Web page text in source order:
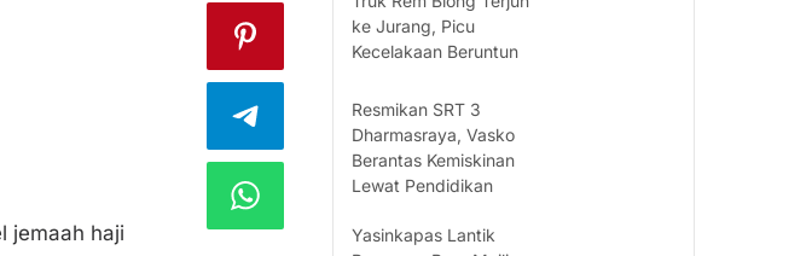
jemaah haji
ke Jurang, Picu
Kecelakaan Beruntun
Resmikan SRT 3
Dharmasraya, Vasko
Berantas Kemiskinan
Lewat Pendidikan
Yasinkapas Lantik